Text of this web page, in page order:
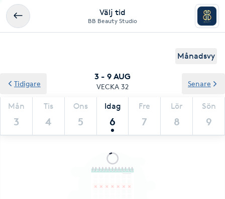
Välj tid
BB Beauty Studio
Månadsvy
3 - 9 AUG
VECKA 32
Mån
3
Tis
4
Ons
5
Idag
6
Fre
7
Lör
8
Sön
9
Tidigare Senare